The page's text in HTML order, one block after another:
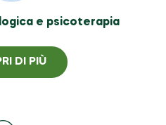
e psicoterapia
DI PIÙ